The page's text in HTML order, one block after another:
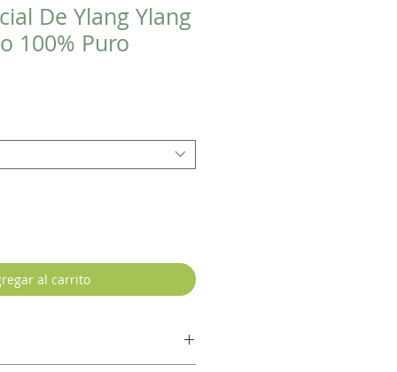
De Ylang Ylang
100% Puro
al carrito